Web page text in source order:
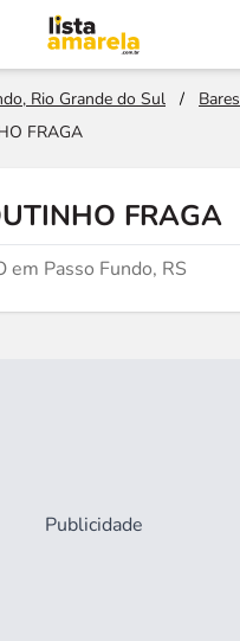
Rio Grande do Sul /
Bares
FRAGA
FRAGA
em Passo Fundo, RS
Publicidade